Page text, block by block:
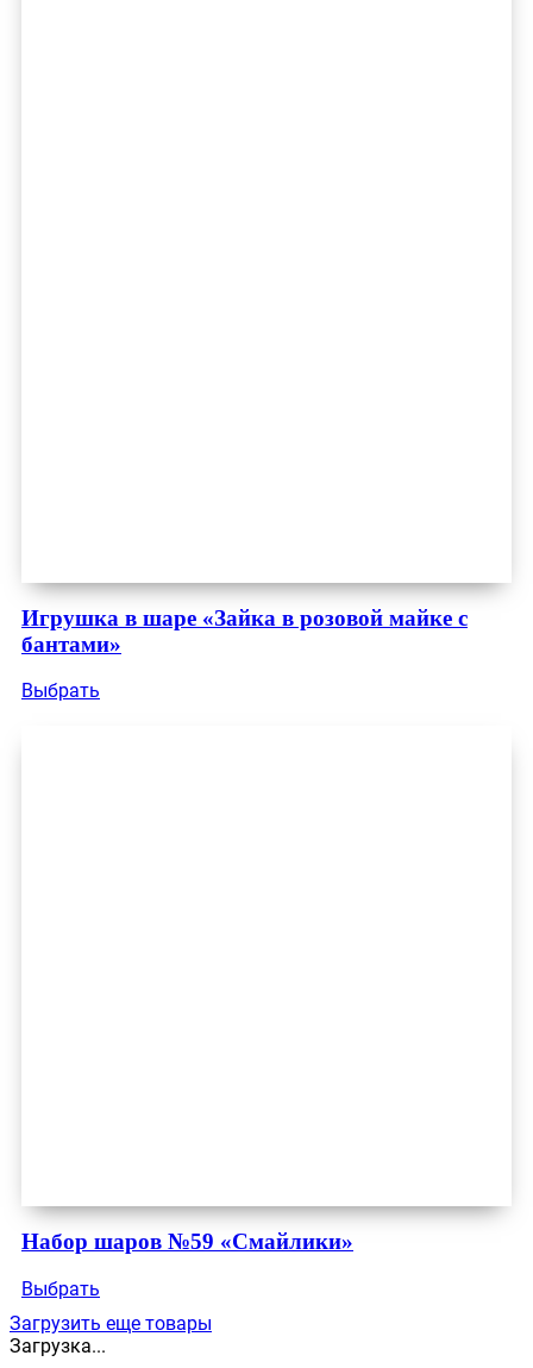
Игрушка в шаре «Зайка в розовой майке с
бантами»
Выбрать
Набор шаров №59 «Смайлики»
Выбрать
Загрузить еще товары
Загрузка...